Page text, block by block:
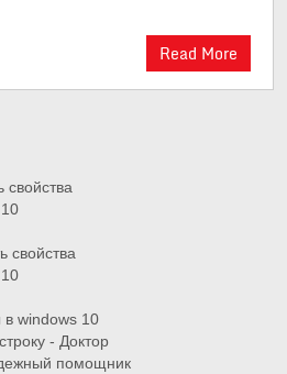
Read More
свойства
свойства
в windows 10
- Доктор
помощник